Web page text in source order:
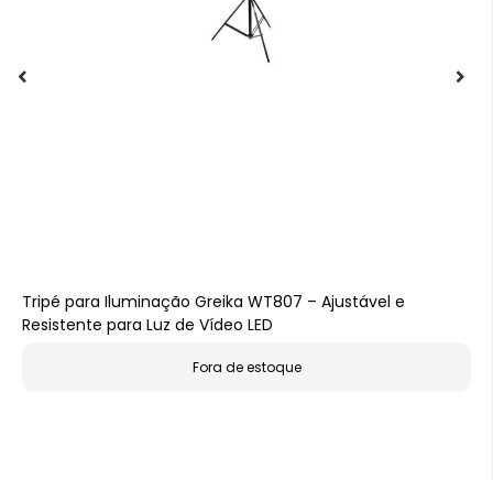
Tripé para Iluminação Greika WT807 – Ajustável e
Resistente para Luz de Vídeo LED
Fora de estoque